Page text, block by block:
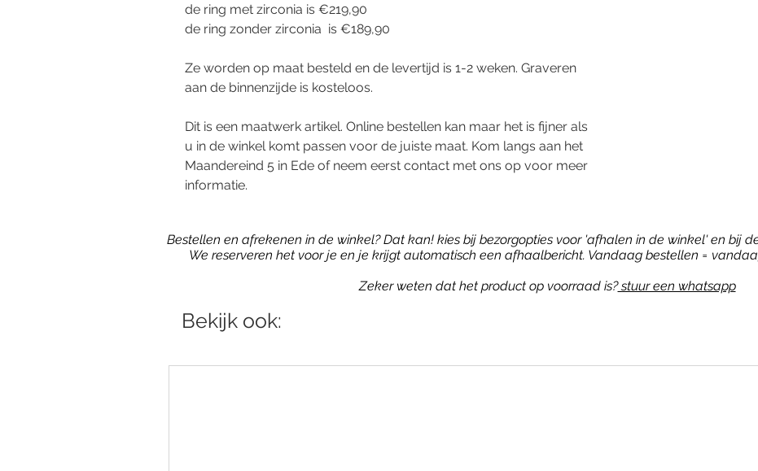
de ring met zirconia is €219,90
de ring zonder zirconia is €189,90
Ze worden op maat besteld en de levertijd is 1-2 weken. Graveren
aan de binnenzijde is kosteloos.
Dit is een maatwerk artikel. Online bestellen kan maar het is fijner als
u in de winkel komt passen voor de juiste maat. Kom langs aan het
Maandereind 5 in Ede of neem eerst contact met ons op voor meer
informatie.
Bestellen en afrekenen in de winkel? Dat kan! kies bij bezorgopties voor 'afhalen in de winkel' en bij
We reserveren het voor je en je krijgt automatisch een afhaalbericht. Vandaag bestellen =
Zeker weten dat het product op voorraad is?stuur een whatsapp
Bekijk ook: